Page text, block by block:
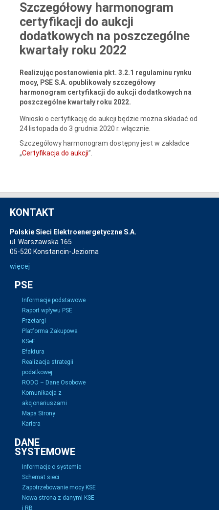
Szczegółowy harmonogram
certyfikacji do aukcji
dodatkowych na poszczególne
kwartały roku 2022
Realizując postanowienia pkt. 3.2.1 regulaminu rynku
mocy, PSE S.A. opublikowały szczegółowy
harmonogram certyfikacji do aukcji dodatkowych na
poszczególne kwartały roku 2022.
Wnioski o certyfikację do aukcji będzie można składać od
24 listopada do 3 grudnia 2020 r. włącznie.
Szczegółowy harmonogram dostępny jest w zakładce
„Certyfikacja do aukcji”.
KONTAKT
Polskie Sieci Elektroenergetyczne S.A.
ul. Warszawska 165
05-520 Konstancin-Jeziorna
więcej
PSE
Informacje podstawowe
Raport wpływu PSE
Przetargi
Platforma Zakupowa
KSeF
Efaktura
Realizacja strategii
podatkowej
RODO – Dane Osobowe
Komunikacja z
akcjonariuszami
Mapa Strony
Kariera
DANE
SYSTEMOWE
Informacje o systemie
Schemat sieci
Zapotrzebowanie mocy KSE
Nowa strona z danymi KSE
i RB